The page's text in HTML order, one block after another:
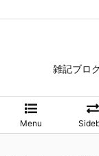
雑記ブロ
Menu